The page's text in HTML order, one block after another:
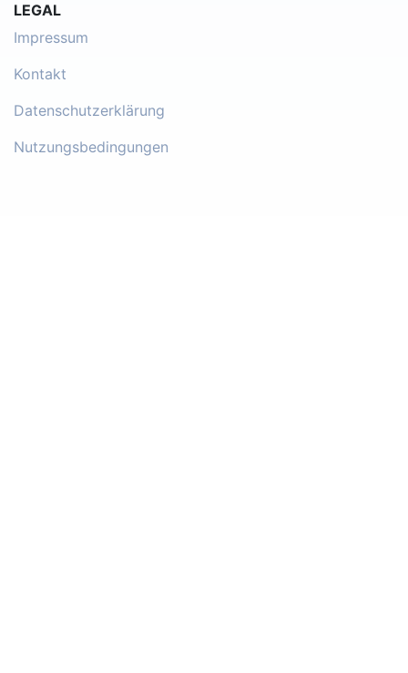
LEGAL
Impressum
Kontakt
Datenschutzerklärung
Nutzungsbedingungen